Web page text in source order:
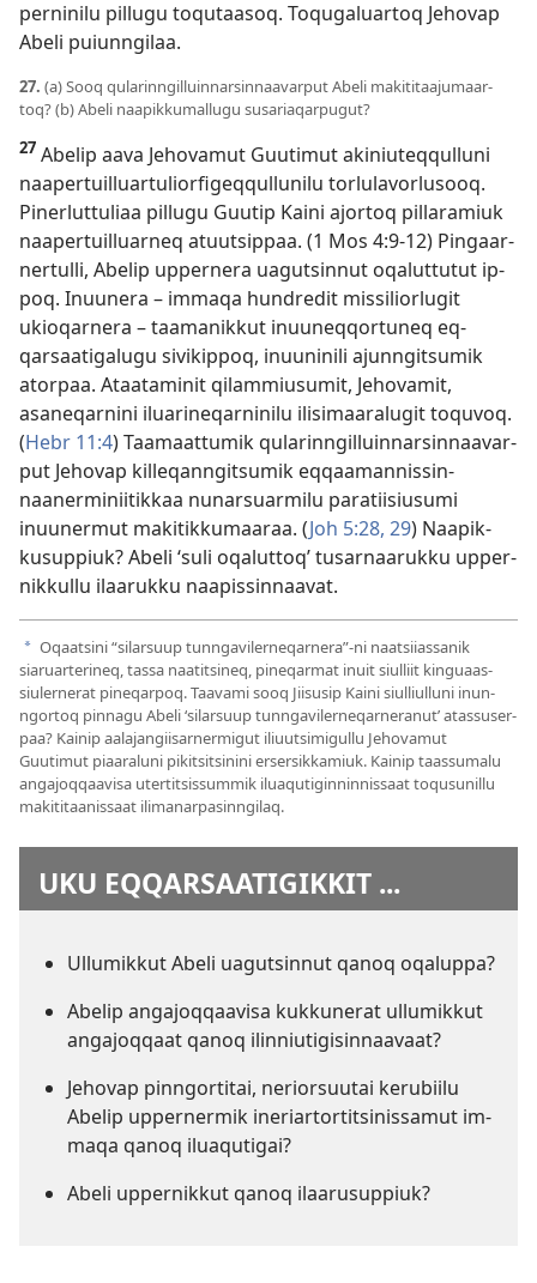
per­ninilu pil­lugu toqutaasoq. Toqugaluar­toq Jehovap
Abeli puiun­ngilaa.
27. (a) Sooq qularin­ngil­luin­narsin­naavar­put Abeli makititaajumaar­
toq? (b) Abeli naapik­kumal­lugu susariaqar­pugut?
27 Abelip aava Jehovamut Guutimut akiniuteq­qul­luni
naaper­tuil­luar­tuliorfigeq­qul­lunilu torlulavorlusooq.
Pinerlut­tuliaa pil­lugu Guutip Kaini ajor­toq pil­laramiuk
naaper­tuil­luar­neq atuutsip­paa. (1 Mos 4:9-12) Pingaar­
ner­tul­li, Abelip up­per­nera uagutsin­nut oqalut­tutut ip­
poq. Inuunera – im­maqa hundredit mis­siliorlugit
ukioqar­nera – taamanik­kut inuuneq­qor­tuneq eq­
qarsaatigalugu sivikip­poq, inuuninili ajun­ngitsumik
ator­paa. Ataataminit qilam­miusumit, Jehovamit,
asaneqar­nini iluarineqar­ninilu ilisimaaralugit toquvoq.
(Hebr 11:4) Taamaat­tumik qularin­ngil­luin­narsin­naavar­
put Jehovap kil­leqan­ngitsumik eq­qaaman­nis­sin­
naanerminiitik­kaa nunarsuarmilu paratiisiusumi
inuunermut makitik­kumaaraa. (Joh 5:28, 29) Naapik­
kusup­piuk? Abeli ‘suli oqalut­toq’ tusar­naaruk­ku up­per­
nik­kul­lu ilaaruk­ku naapis­sin­naavat.
a Oqaatsini “silarsuup tun­ngaviler­neqar­nera”-ni naatsiias­sanik
siaruar­terineq, tas­sa naatitsineq, pineqarmat inuit siul­liit kinguaas­
siuler­nerat pineqar­poq. Taavami sooq Jiisusip Kaini siul­liul­luni inun­
ngor­toq pin­nagu Abeli ‘silarsuup tun­ngaviler­neqar­neranut’ atas­suser­
paa? Kainip aalajangiisar­nermigut iliuutsimigul­lu Jehovamut
Guutimut piaaraluni pikitsitsinini ersersik­kamiuk. Kainip taas­sumalu
angajoq­qaavisa uter­titsis­sum­mik iluaqutigin­nin­nis­saat toqusunil­lu
makititaanis­saat ilimanar­pasin­ngilaq.
UKU EQQARSAATIGIKKIT ...
Ul­lumik­kut Abeli uagutsin­nut qanoq oqalup­pa?
Abelip angajoq­qaavisa kuk­kunerat ul­lumik­kut
angajoq­qaat qanoq ilin­niutigisin­naavaat?
Jehovap pin­ngor­titai, neriorsuutai kerubiilu
Abelip up­per­nermik ineriar­tor­titsinis­samut im­
maqa qanoq iluaqutigai?
Abeli up­per­nik­kut qanoq ilaarusup­piuk?